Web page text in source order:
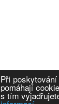
Při
pomáhají
s tím